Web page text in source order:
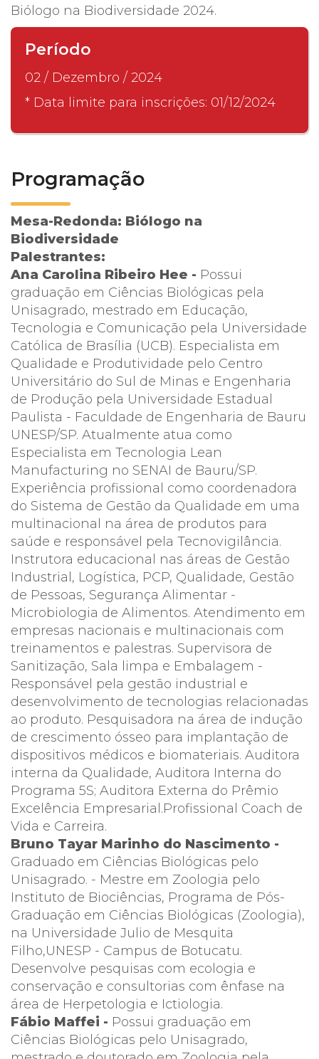
UATI
Biólogo na Biodiversidade 2024.
Período
02 / Dezembro / 2024
* Data limite para inscrições: 01/12/2024
Programação
Mesa-Redonda: Biólogo na
Biodiversidade
Palestrantes:
Ana Carolina Ribeiro Hee - Possui
graduação em Ciências Biológicas pela
Unisagrado, mestrado em Educação,
Tecnologia e Comunicação pela Universidade
Católica de Brasília (UCB). Especialista em
Qualidade e Produtividade pelo Centro
Universitário do Sul de Minas e Engenharia
de Produção pela Universidade Estadual
Paulista - Faculdade de Engenharia de Bauru
UNESP/SP. Atualmente atua como
Especialista em Tecnologia Lean
Manufacturing no SENAI de Bauru/SP.
Experiência profissional como coordenadora
do Sistema de Gestão da Qualidade em uma
multinacional na área de produtos para
saúde e responsável pela Tecnovigilância.
Instrutora educacional nas áreas de Gestão
Industrial, Logística, PCP, Qualidade, Gestão
de Pessoas, Segurança Alimentar -
Microbiologia de Alimentos. Atendimento em
empresas nacionais e multinacionais com
treinamentos e palestras. Supervisora de
Sanitização, Sala limpa e Embalagem -
Responsável pela gestão industrial e
desenvolvimento de tecnologias relacionadas
ao produto. Pesquisadora na área de indução
de crescimento ósseo para implantação de
dispositivos médicos e biomateriais. Auditora
interna da Qualidade, Auditora Interna do
Programa 5S; Auditora Externa do Prêmio
Excelência Empresarial.Profissional Coach de
Vida e Carreira.
Bruno Tayar Marinho do Nascimento -
Graduado em Ciências Biológicas pelo
Unisagrado. - Mestre em Zoologia pelo
Instituto de Biociências, Programa de Pós-
Graduação em Ciências Biológicas (Zoologia),
na Universidade Julio de Mesquita
Filho,UNESP - Campus de Botucatu.
Desenvolve pesquisas com ecologia e
conservação e consultorias com ênfase na
área de Herpetologia e Ictiologia.
Fábio Maffei - Possui graduação em
Ciências Biológicas pelo Unisagrado,